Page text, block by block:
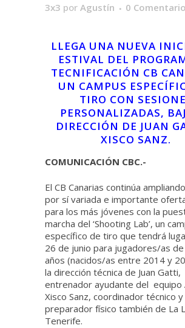
3x3 por Agustín 0
LLEGA UNA NUEVA
ESTIVAL DEL
TECNIFICACIÓN CB
UN CAMPUS
TIRO CON
PERSONALIZADAS,
DIRECCIÓN DE JUAN
XISCO SANZ.
COMUNICACIÓN CBC.-
El CB Canarias continúa
por sí variada e importante
para los más jóvenes con la
marcha del ‘Shooting Lab’, un
específico de tiro que tendrá
26 de junio para jugadores/as
años (nacidos/as entre 2014 y
la dirección técnica de Juan Gatti,
entrenador ayudante del equipo
Xisco Sanz, coordinador técnico y
preparador físico también de La
Tenerife.